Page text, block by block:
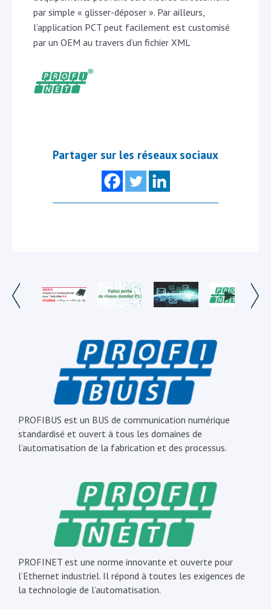
par simple « glisser-déposer ». Par ailleurs,
l’application PCT peut facilement est customisé
par un OEM au travers d’un fichier XML
Partager sur les réseaux sociaux
PROFIBUS est un BUS de communication numérique
standardisé et ouvert à tous les domaines de
l’automatisation de la fabrication et des processus.
PROFINET est une norme innovante et ouverte pour
l’Ethernet industriel. Il répond à toutes les exigences de
la technologie de l’automatisation.